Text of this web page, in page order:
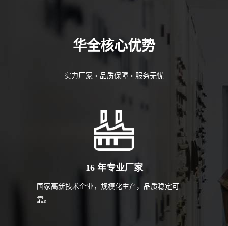
华全核心优势
实力厂家・品质保障・服务无忧
16 年专业厂家
国家高新技术企业，规模化生产，品质稳定可
靠。